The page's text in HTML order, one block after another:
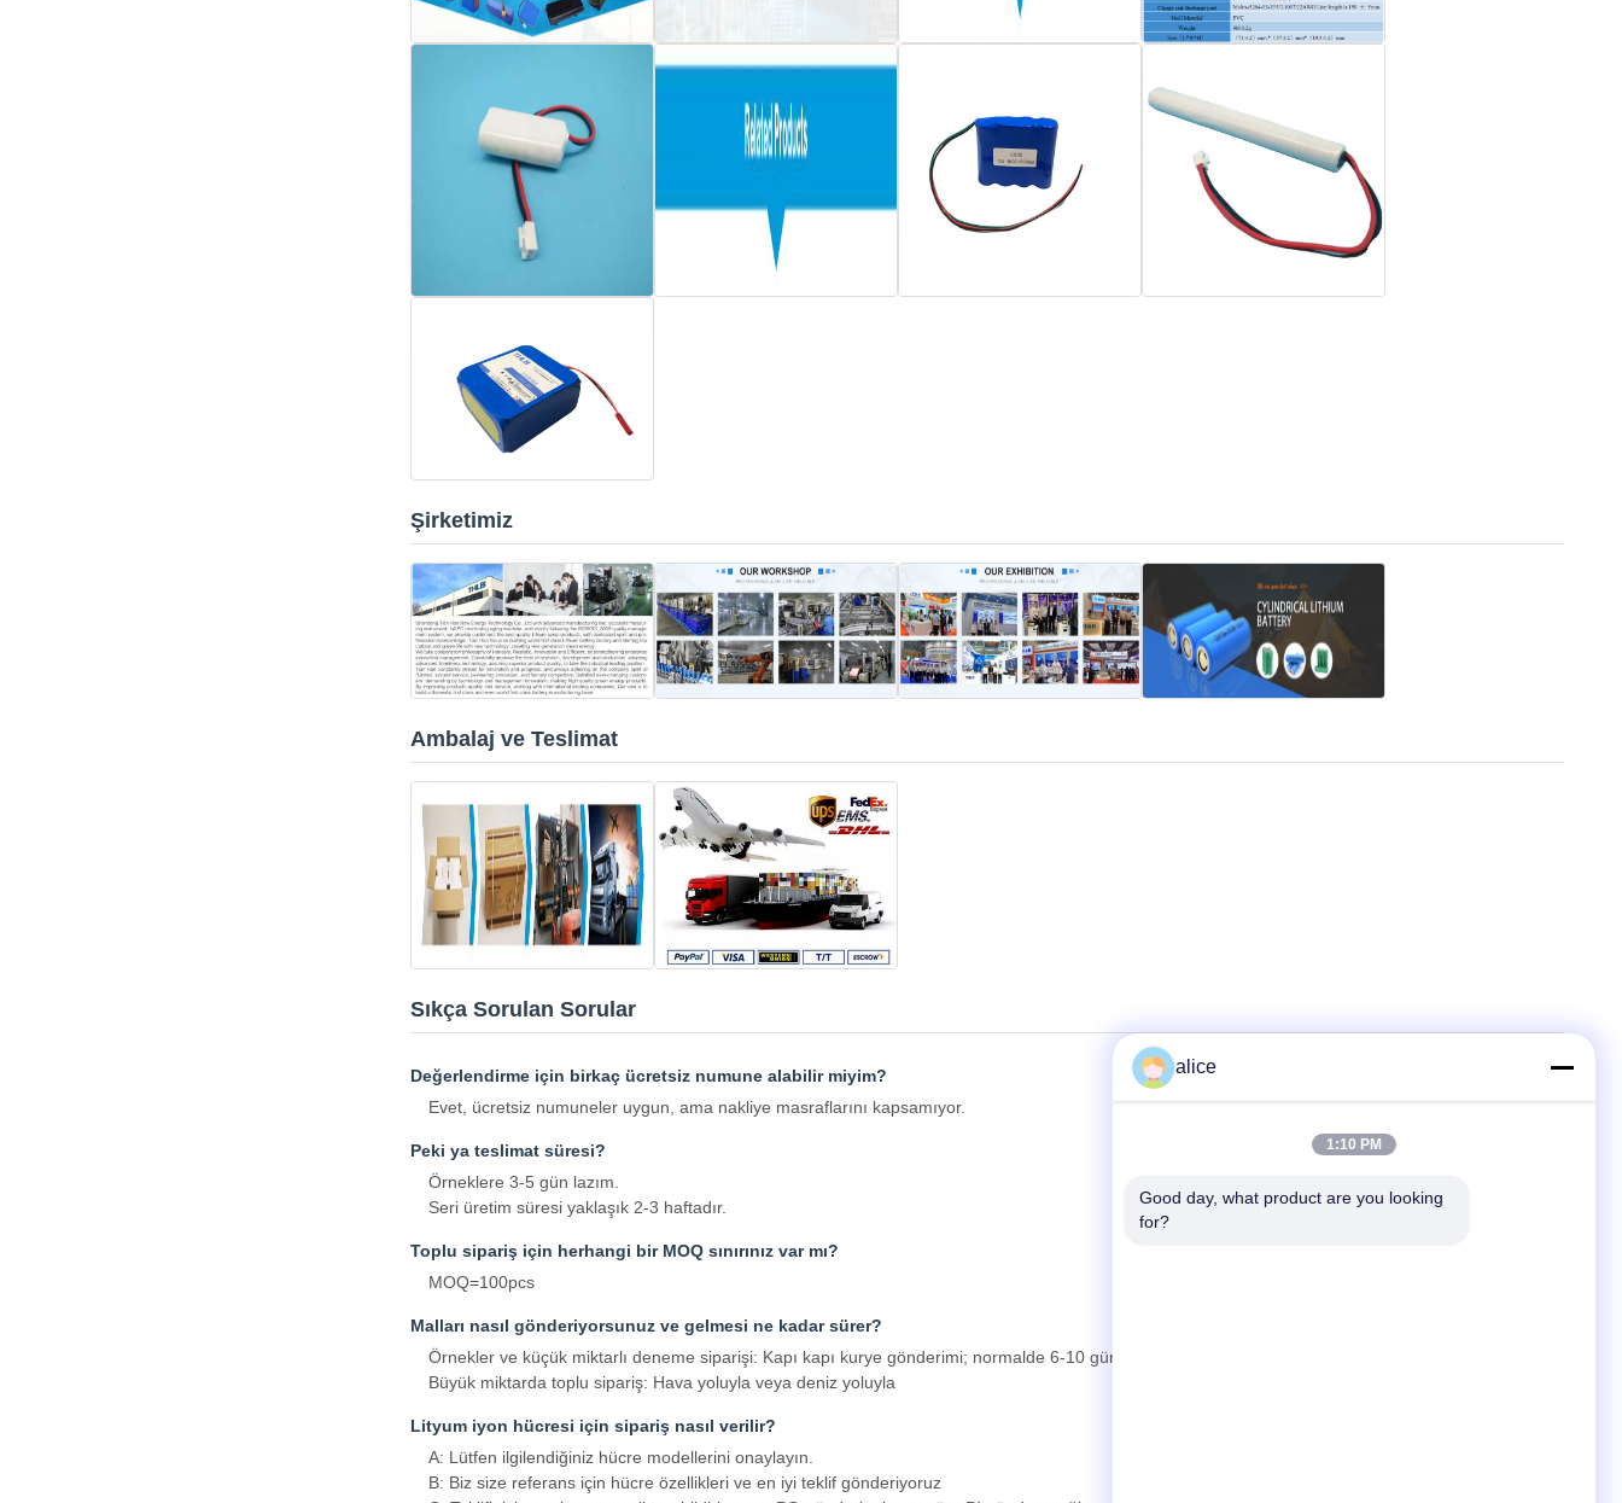
Şirketimiz
Ambalaj ve Teslimat
Sıkça Sorulan Sorular
Değerlendirme için birkaç ücretsiz numune alabilir miyim?
Evet, ücretsiz numuneler uygun, ama nakliye masraflarını kapsamıyor.
Peki ya teslimat süresi?
Örneklere 3-5 gün lazım.
Seri üretim süresi yaklaşık 2-3 haftadır.
Toplu sipariş için herhangi bir MOQ sınırınız var mı?
MOQ=100pcs
Malları nasıl gönderiyorsunuz ve gelmesi ne kadar sürer?
Örnekler ve küçük miktarlı deneme siparişi: Kapı kapı kurye gönderimi; normalde 6-10 gün
Büyük miktarda toplu sipariş: Hava yoluyla veya deniz yoluyla
Lityum iyon hücresi için sipariş nasıl verilir?
A: Lütfen ilgilendiğiniz hücre modellerini onaylayın.
B: Biz size referans için hücre özellikleri ve en iyi teklif gönderiyoruz
alice
1:10 PM
Good day, what product are you looking
for?